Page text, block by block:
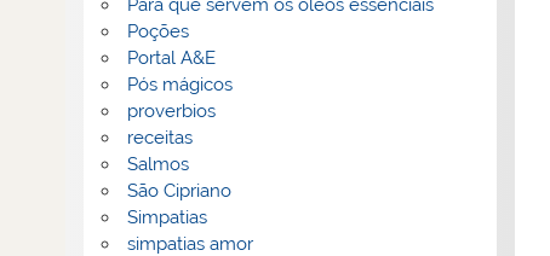
Para que servem os óleos essenciais
Poções
Portal A&E
Pós mágicos
proverbios
receitas
Salmos
São Cipriano
Simpatias
simpatias amor